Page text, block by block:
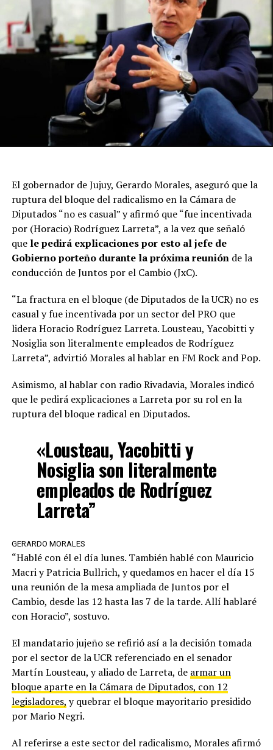
El gobernador de Jujuy, Gerardo Morales, aseguró que la
ruptura del bloque del radicalismo en la Cámara de
Diputados “no es casual” y afirmó que “fue incentivada
por (Horacio) Rodríguez Larreta”, a la vez que señaló
que le pedirá explicaciones por esto al jefe de
Gobierno porteño durante la próxima reuniónde la
conducción de Juntos por el Cambio (JxC).
“La fractura en el bloque (de Diputados de la UCR) no es
casual y fue incentivada por un sector del PRO que
lidera Horacio Rodríguez Larreta. Lousteau, Yacobitti y
Nosiglia son literalmente empleados de Rodríguez
Larreta”, advirtió Morales al hablar en FM Rock and Pop.
Asimismo, al hablar con radio Rivadavia, Morales indicó
que le pedirá explicaciones a Larreta por su rol en la
ruptura del bloque radical en Diputados.
«Lousteau, Yacobitti y
Nosiglia son literalmente
empleados de Rodríguez
Larreta”
GERARDO MORALES
“Hablé con él el día lunes. También hablé con Mauricio
Macri y Patricia Bullrich, y quedamos en hacer el día 15
una reunión de la mesa ampliada de Juntos por el
Cambio, desde las 12 hasta las 7 de la tarde. Allí hablaré
con Horacio”, sostuvo.
El mandatario jujeño se refirió así a la decisión tomada
por el sector de la UCR referenciado en el senador
Martín Lousteau, y aliado de Larreta, de armar un
bloque aparte en la Cámara de Diputados, con 12
legisladores, y quebrar el bloque mayoritario presidido
por Mario Negri.
Al referirse a este sector del radicalismo, Morales afirmó